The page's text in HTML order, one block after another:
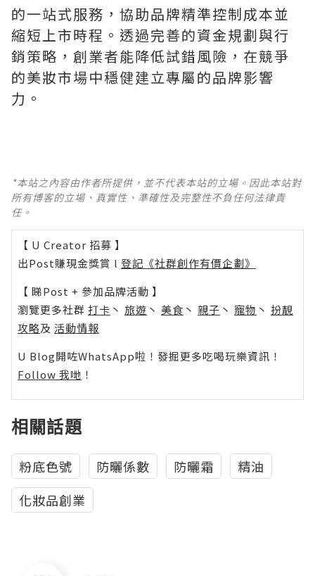
的一站式服務，協助品牌精準控制成本並
縮短上市時程。透過完善的資金規劃與行
銷策略，創業者能降低試錯風險，在競爭
的美妝市場中穩健建立專屬的品牌影響
力。
*本站之內容由作者所提供，並不代表本站的立場。因此本站對
所有博客的立場、真實性、準確性及完整性不負任何法律責
任。
【 U Creator 招募 】
出Post賺現金獎賞 l 登記《社群創作有價企劃》
【 睇Post + 參加品牌活動 】
瀏覽更多社群 打卡 丶 旅遊 丶 美食 丶 親子 丶 寵物 丶 扮靚
攻略及 活動情報
U Blog開咗WhatsApp啦！發掘更多吃喝玩樂資訊！
Follow 我哋 ！
相關話題
粉底色號 防曬係數 防曬霜
精油
化妝品創業